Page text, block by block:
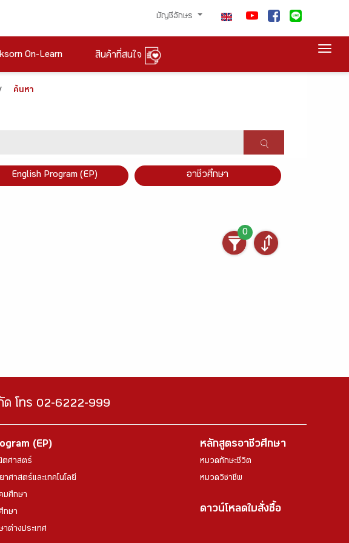
บัญชีอักษร
On-Learn สินค้าที่สนใจ
ค้นหา
English Program (EP) อาชีวศึกษา
0
ด โทร 02-6222-999
(EP)
ตศาสตร์
ศาสตร์และเทคโนโลยี
มศึกษา
กษา
ต่างประเทศ
หลักสูตรอาชีวศึกษา
หมวดทักษะชีวิต
หมวดวิชาชีพ
ดาวน์โหลดใบสั่งซื้อ